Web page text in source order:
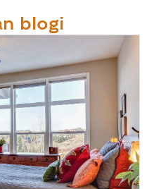
blogi